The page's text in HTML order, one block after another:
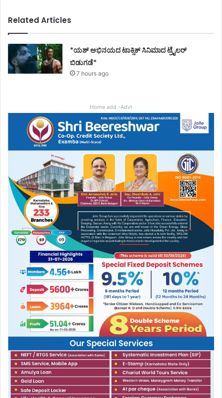
Related Articles
*ಯಶ್ ಅಭಿನಯದ ಟಾಕ್ಸಿಕ್ ಸಿನಿಮಾದ ಟ್ರೈಲರ್
ಬಿಡುಗಡೆ*
7 hours ago
Home add -Advt